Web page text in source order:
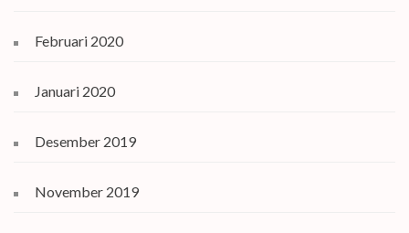
Februari 2020
Januari 2020
Desember 2019
November 2019